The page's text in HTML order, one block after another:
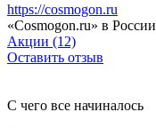
https://cosmogon.ru
«Cosmogon.ru» в России
Акции (12)
Оставить отзыв
С чего все начиналось